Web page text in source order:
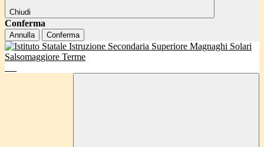
Chiudi
Conferma
Annulla Conferma